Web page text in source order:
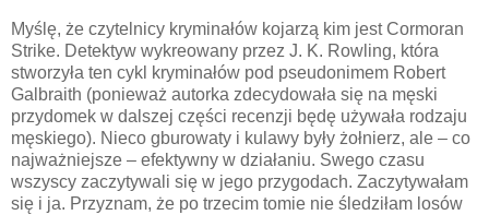
Myślę, że czytelnicy kryminałów kojarzą kim jest Cormoran
Strike. Detektyw wykreowany przez J. K. Rowling, która
stworzyła ten cykl kryminałów pod pseudonimem Robert
Galbraith (ponieważ autorka zdecydowała się na męski
przydomek w dalszej części recenzji będę używała rodzaju
męskiego). Nieco gburowaty i kulawy były żołnierz, ale – co
najważniejsze – efektywny w działaniu. Swego czasu
wszyscy zaczytywali się w jego przygodach. Zaczytywałam
się i ja. Przyznam, że po trzecim tomie nie śledziłam losów